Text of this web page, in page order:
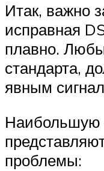
Итак, важно
исправная
плавно.
стандарта,
явным
Наибольшую
проблемы: